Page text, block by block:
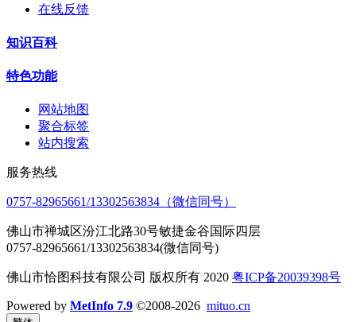
在线反馈
知识百科
特色功能
网站地图
聚合标签
站内搜索
服务热线
0757-82965661/13302563834（微信同号）
佛山市禅城区汾江北路30号敏捷金谷国际四层
0757-82965661/13302563834(微信同号)
佛山市恰图科技有限公司 版权所有 2020 粤ICP备20039398号
Powered by MetInfo 7.9 ©2008-2026 mituo.cn